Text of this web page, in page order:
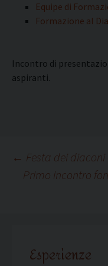
Equipe di
Formazione al
Incontro di
aspiranti.
← Festa dei diaconi
Primo incontro
Esperienze